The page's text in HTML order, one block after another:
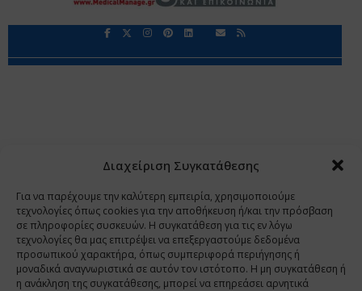
Διαχείριση Συγκατάθεσης
Για να παρέχουμε την καλύτερη εμπειρία, χρησιμοποιούμε
τεχνολογίες όπως cookies για την αποθήκευση ή/και την πρόσβαση
σε πληροφορίες συσκευών. Η συγκατάθεση για τις εν λόγω
τεχνολογίες θα μας επιτρέψει να επεξεργαστούμε δεδομένα
προσωπικού χαρακτήρα, όπως συμπεριφορά περιήγησης ή
μοναδικά αναγνωριστικά σε αυτόν τον ιστότοπο. Η μη συγκατάθεση ή
η ανάκληση της συγκατάθεσης, μπορεί να επηρεάσει αρνητικά
Copyright 2009 - 2026 © Χαραμή Α.Ε.
www.PharmaManage.gr • www.HealthExpo.gr • www.YO.gr
•
www.GreekShares.com • www.eLearning-